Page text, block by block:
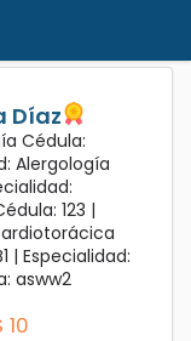
Díaz
Cédula:
Alergología
123 |
| Especialidad:
asww2
10